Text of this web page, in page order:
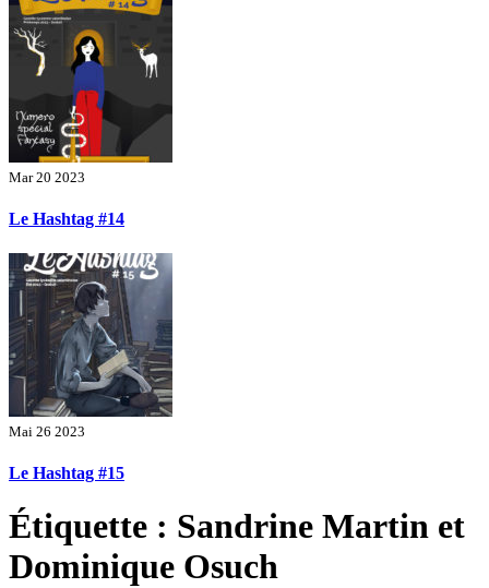
Mar 20 2023
Le Hashtag #14
Mai 26 2023
Le Hashtag #15
Étiquette : Sandrine Martin et
Dominique Osuch